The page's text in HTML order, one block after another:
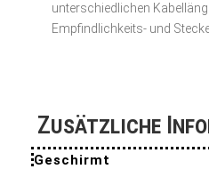
unterschiedlichen
Empfindlichkeits- und
Zusätzliche
Geschirmt